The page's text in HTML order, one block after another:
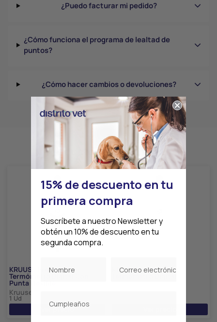
¿Puedo facturar mi pedido?
¿Cómo funciona el programa de lealtad de
puntos?
¿Cómo hacer cambios o devoluciones?
Productos relacionados
KRUUSE Premium
Termómetro Digital Con
Punta Flexible
Kruuse
1 Ud
Ver precio
KRUUSE Premium
15% de descuento en tu
primera compra
Suscríbete a nuestro Newsletter y
obtén un 10% de descuento en tu
segunda compra.